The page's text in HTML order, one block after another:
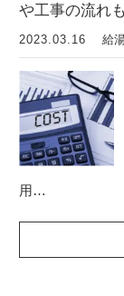
や工事の流れ
2023.03.16 給
用…